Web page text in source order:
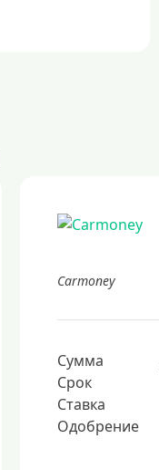
Carmoney
Сумма
Срок
Ставка
Одобрение